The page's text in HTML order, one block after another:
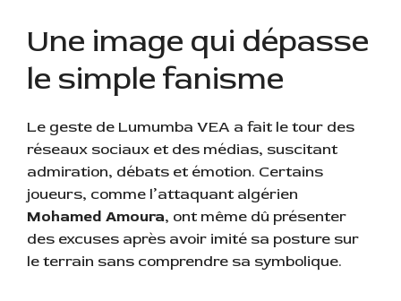
Une image qui dépasse
le simple fanisme
Le geste de Lumumba VEA a fait le tour des
réseaux sociaux et des médias, suscitant
admiration, débats et émotion. Certains
joueurs, comme l’attaquant algérien
Mohamed Amoura, ont même dû présenter
des excuses après avoir imité sa posture sur
le terrain sans comprendre sa symbolique.